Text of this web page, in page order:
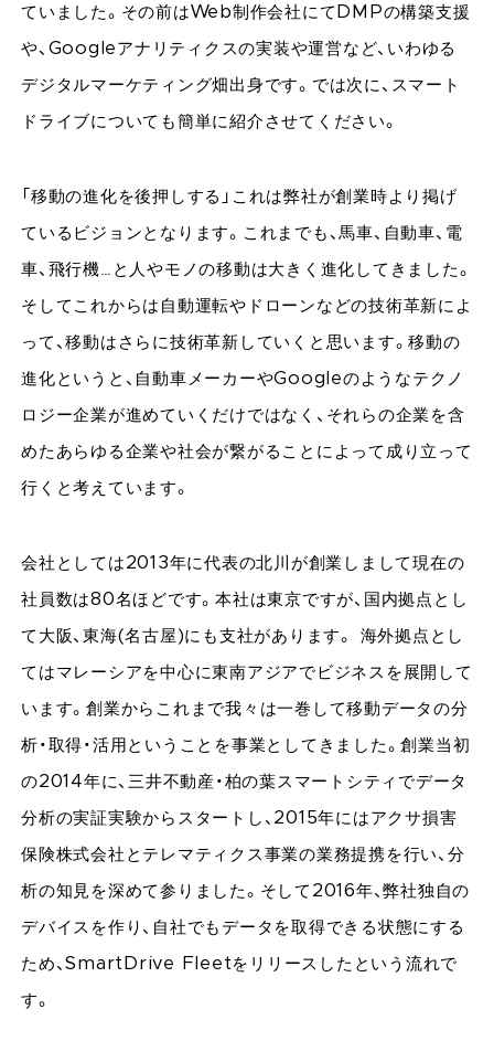
ていました。その前はWeb制作会社にてDMPの構築支援
や、Googleアナリティクスの実装や運営など、いわゆる
デジタルマーケティング畑出身です。では次に、スマート
ドライブについても簡単に紹介させてください。
「移動の進化を後押しする」これは弊社が創業時より掲げ
ているビジョンとなります。これまでも、馬車、自動車、電
車、飛行機…と人やモノの移動は大きく進化してきました。
そしてこれからは自動運転やドローンなどの技術革新によ
って、移動はさらに技術革新していくと思います。移動の
進化というと、自動車メーカーやGoogleのようなテクノ
ロジー企業が進めていくだけではなく、それらの企業を含
めたあらゆる企業や社会が繋がることによって成り立って
行くと考えています。
会社としては2013年に代表の北川が創業しまして現在の
社員数は80名ほどです。本社は東京ですが、国内拠点とし
て大阪、東海(名古屋)にも支社があります。 海外拠点とし
てはマレーシアを中心に東南アジアでビジネスを展開して
います。創業からこれまで我々は一巻して移動データの分
析・取得・活用ということを事業としてきました。創業当初
の2014年に、三井不動産・柏の葉スマートシティでデータ
分析の実証実験からスタートし、2015年にはアクサ損害
保険株式会社とテレマティクス事業の業務提携を行い、分
析の知見を深めて参りました。そして2016年、弊社独自の
デバイスを作り、自社でもデータを取得できる状態にする
ため、SmartDrive Fleetをリリースしたという流れで
す。